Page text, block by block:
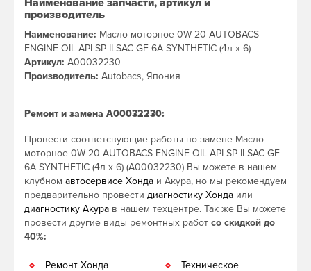
производитель
Наименование: Масло моторное 0W-20 AUTOBACS
ENGINE OIL API SP ILSAC GF-6A SYNTHETIC (4л х 6)
Артикул: A00032230
Производитель: Autobacs, Япония
Ремонт и замена A00032230:
Провести соответсвующие работы по замене Масло
моторное 0W-20 AUTOBACS ENGINE OIL API SP ILSAC GF-
6A SYNTHETIC (4л х 6) (A00032230) Вы можете в нашем
клубном автосервисе Хонда и Акура, но мы рекомендуем
предварительно провести диагностику Хонда или
диагностику Акура в нашем техцентре. Так же Вы можете
провести другие виды ремонтных работ со скидкой до
40%:
Ремонт Хонда
Техническое